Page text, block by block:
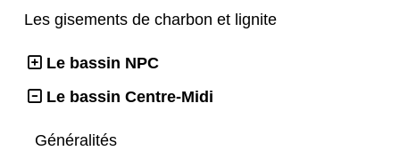
Les gisements de charbon et lignite
Le bassin NPC
Le bassin Centre-Midi
Généralités